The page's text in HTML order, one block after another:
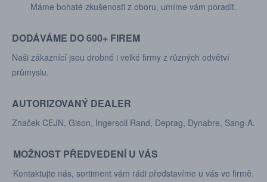
Máme bohaté zkušenosti z oboru, umíme vám poradit.
DODÁVÁME DO 600+ FIREM
Naši zákaznící jsou drobné i velké firmy z různých odvětví
průmyslu.
AUTORIZOVANÝ DEALER
Značek CEJN, Gison, Ingersoll Rand, Deprag, Dynabre, Sang-A.
MOŽNOST PŘEDVEDENÍ U VÁS
Kontaktujte nás, sortiment vám rádi představíme u vás ve firmě.